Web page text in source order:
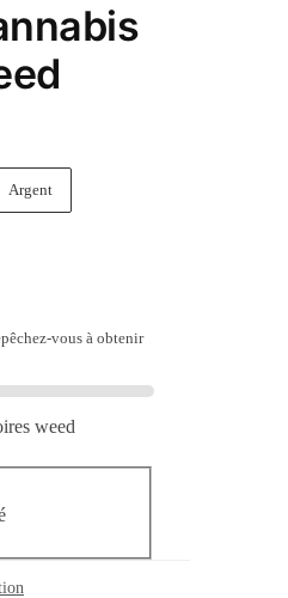
Argent
vous à obtenir